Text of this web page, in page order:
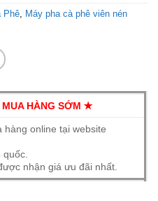
Phê, Máy pha cà phê viên nén
HÀNG SỚM ✭
hàng online tại website
nhận giá ưu đãi nhất.